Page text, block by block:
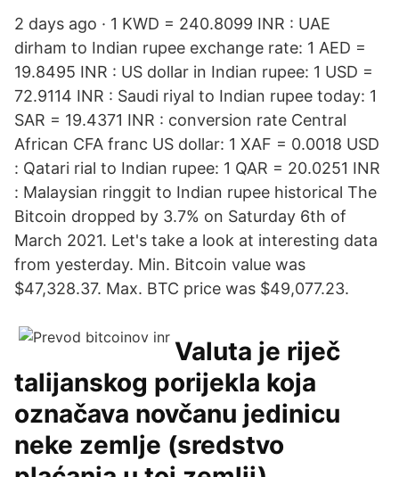
2 days ago · 1 KWD = 240.8099 INR : UAE
dirham to Indian rupee exchange rate: 1 AED =
19.8495 INR : US dollar in Indian rupee: 1 USD =
72.9114 INR : Saudi riyal to Indian rupee today: 1
SAR = 19.4371 INR : conversion rate Central
African CFA franc US dollar: 1 XAF = 0.0018 USD
: Qatari rial to Indian rupee: 1 QAR = 20.0251 INR
: Malaysian ringgit to Indian rupee historical The
Bitcoin dropped by 3.7% on Saturday 6th of
March 2021. Let's take a look at interesting data
from yesterday. Min. Bitcoin value was
$47,328.37. Max. BTC price was $49,077.23.
Valuta je riječ
talijanskog porijekla koja
označava novčanu jedinicu
neke zemlje (sredstvo